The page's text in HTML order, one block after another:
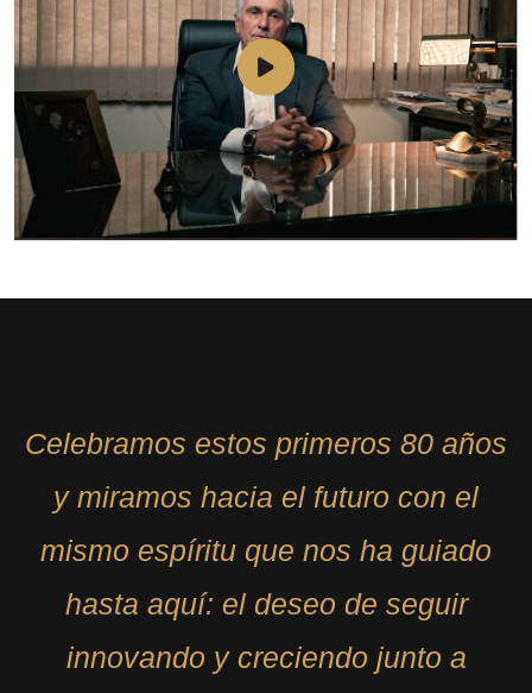
Celebramos estos primeros 80 años
y miramos hacia el futuro con el
mismo espíritu que nos ha guiado
hasta aquí: el deseo de seguir
innovando y creciendo junto a